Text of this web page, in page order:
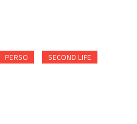
PERSO SECOND LIFE